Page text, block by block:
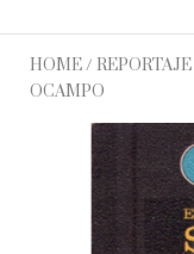
HOME/ REPORTAJE
OCAMPO